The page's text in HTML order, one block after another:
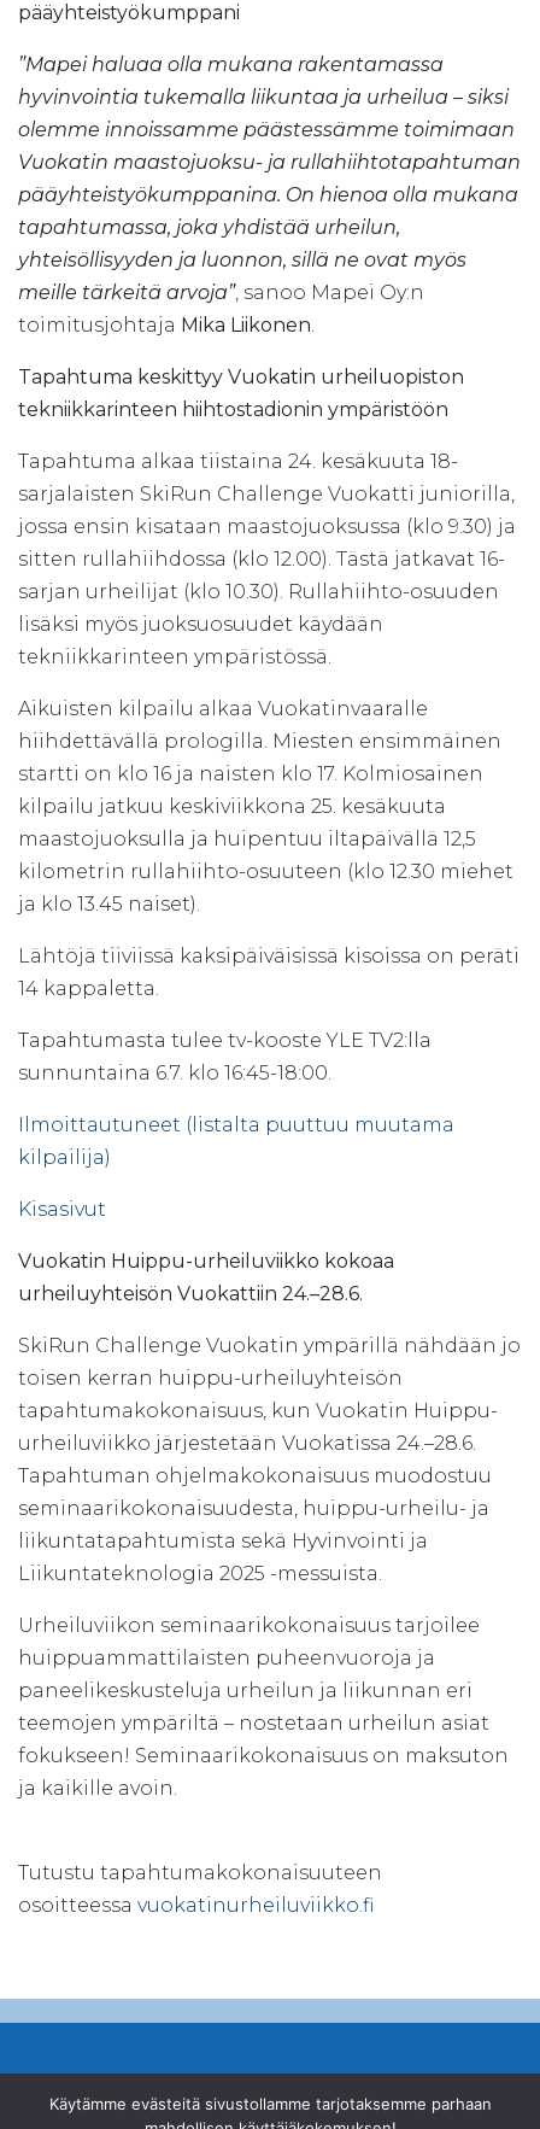
pääyhteistyökumppani
”Mapei haluaa olla mukana rakentamassa
hyvinvointia tukemalla liikuntaa ja urheilua – siksi
olemme innoissamme päästessämme toimimaan
Vuokatin maastojuoksu- ja rullahiihtotapahtuman
pääyhteistyökumppanina. On hienoa olla mukana
tapahtumassa, joka yhdistää urheilun,
yhteisöllisyyden ja luonnon, sillä ne ovat myös
meille tärkeitä arvoja”, sanoo Mapei Oy:n
toimitusjohtaja Mika Liikonen.
Tapahtuma keskittyy Vuokatin urheiluopiston
tekniikkarinteen hiihtostadionin ympäristöön
Tapahtuma alkaa tiistaina 24. kesäkuuta 18-
sarjalaisten SkiRun Challenge Vuokatti juniorilla,
jossa ensin kisataan maastojuoksussa (klo 9.30) ja
sitten rullahiihdossa (klo 12.00). Tästä jatkavat 16-
sarjan urheilijat (klo 10.30). Rullahiihto-osuuden
lisäksi myös juoksuosuudet käydään
tekniikkarinteen ympäristössä.
Aikuisten kilpailu alkaa Vuokatinvaaralle
hiihdettävällä prologilla. Miesten ensimmäinen
startti on klo 16 ja naisten klo 17. Kolmiosainen
kilpailu jatkuu keskiviikkona 25. kesäkuuta
maastojuoksulla ja huipentuu iltapäivällä 12,5
kilometrin rullahiihto-osuuteen (klo 12.30 miehet
ja klo 13.45 naiset).
Lähtöjä tiiviissä kaksipäiväisissä kisoissa on peräti
14 kappaletta.
Tapahtumasta tulee tv-kooste YLE TV2:lla
sunnuntaina 6.7. klo 16:45-18:00.
Ilmoittautuneet (listalta puuttuu muutama
kilpailija)
Kisasivut
Vuokatin Huippu-urheiluviikko kokoaa
urheiluyhteisön Vuokattiin 24.–28.6.
SkiRun Challenge Vuokatin ympärillä nähdään jo
toisen kerran huippu-urheiluyhteisön
tapahtumakokonaisuus, kun Vuokatin Huippu-
urheiluviikko järjestetään Vuokatissa 24.–28.6.
Tapahtuman ohjelmakokonaisuus muodostuu
seminaarikokonaisuudesta, huippu-urheilu- ja
liikuntatapahtumista sekä Hyvinvointi ja
Liikuntateknologia 2025 -messuista.
Urheiluviikon seminaarikokonaisuus tarjoilee
huippuammattilaisten puheenvuoroja ja
paneelikeskusteluja urheilun ja liikunnan eri
teemojen ympäriltä – nostetaan urheilun asiat
fokukseen! Seminaarikokonaisuus on maksuton
ja kaikille avoin.
Tutustu tapahtumakokonaisuuteen
osoitteessa vuokatinurheiluviikko.fi
© Suomen Ampumahiihtoliitto ry
Käytämme evästeitä sivustollamme tarjotaksemme parhaan